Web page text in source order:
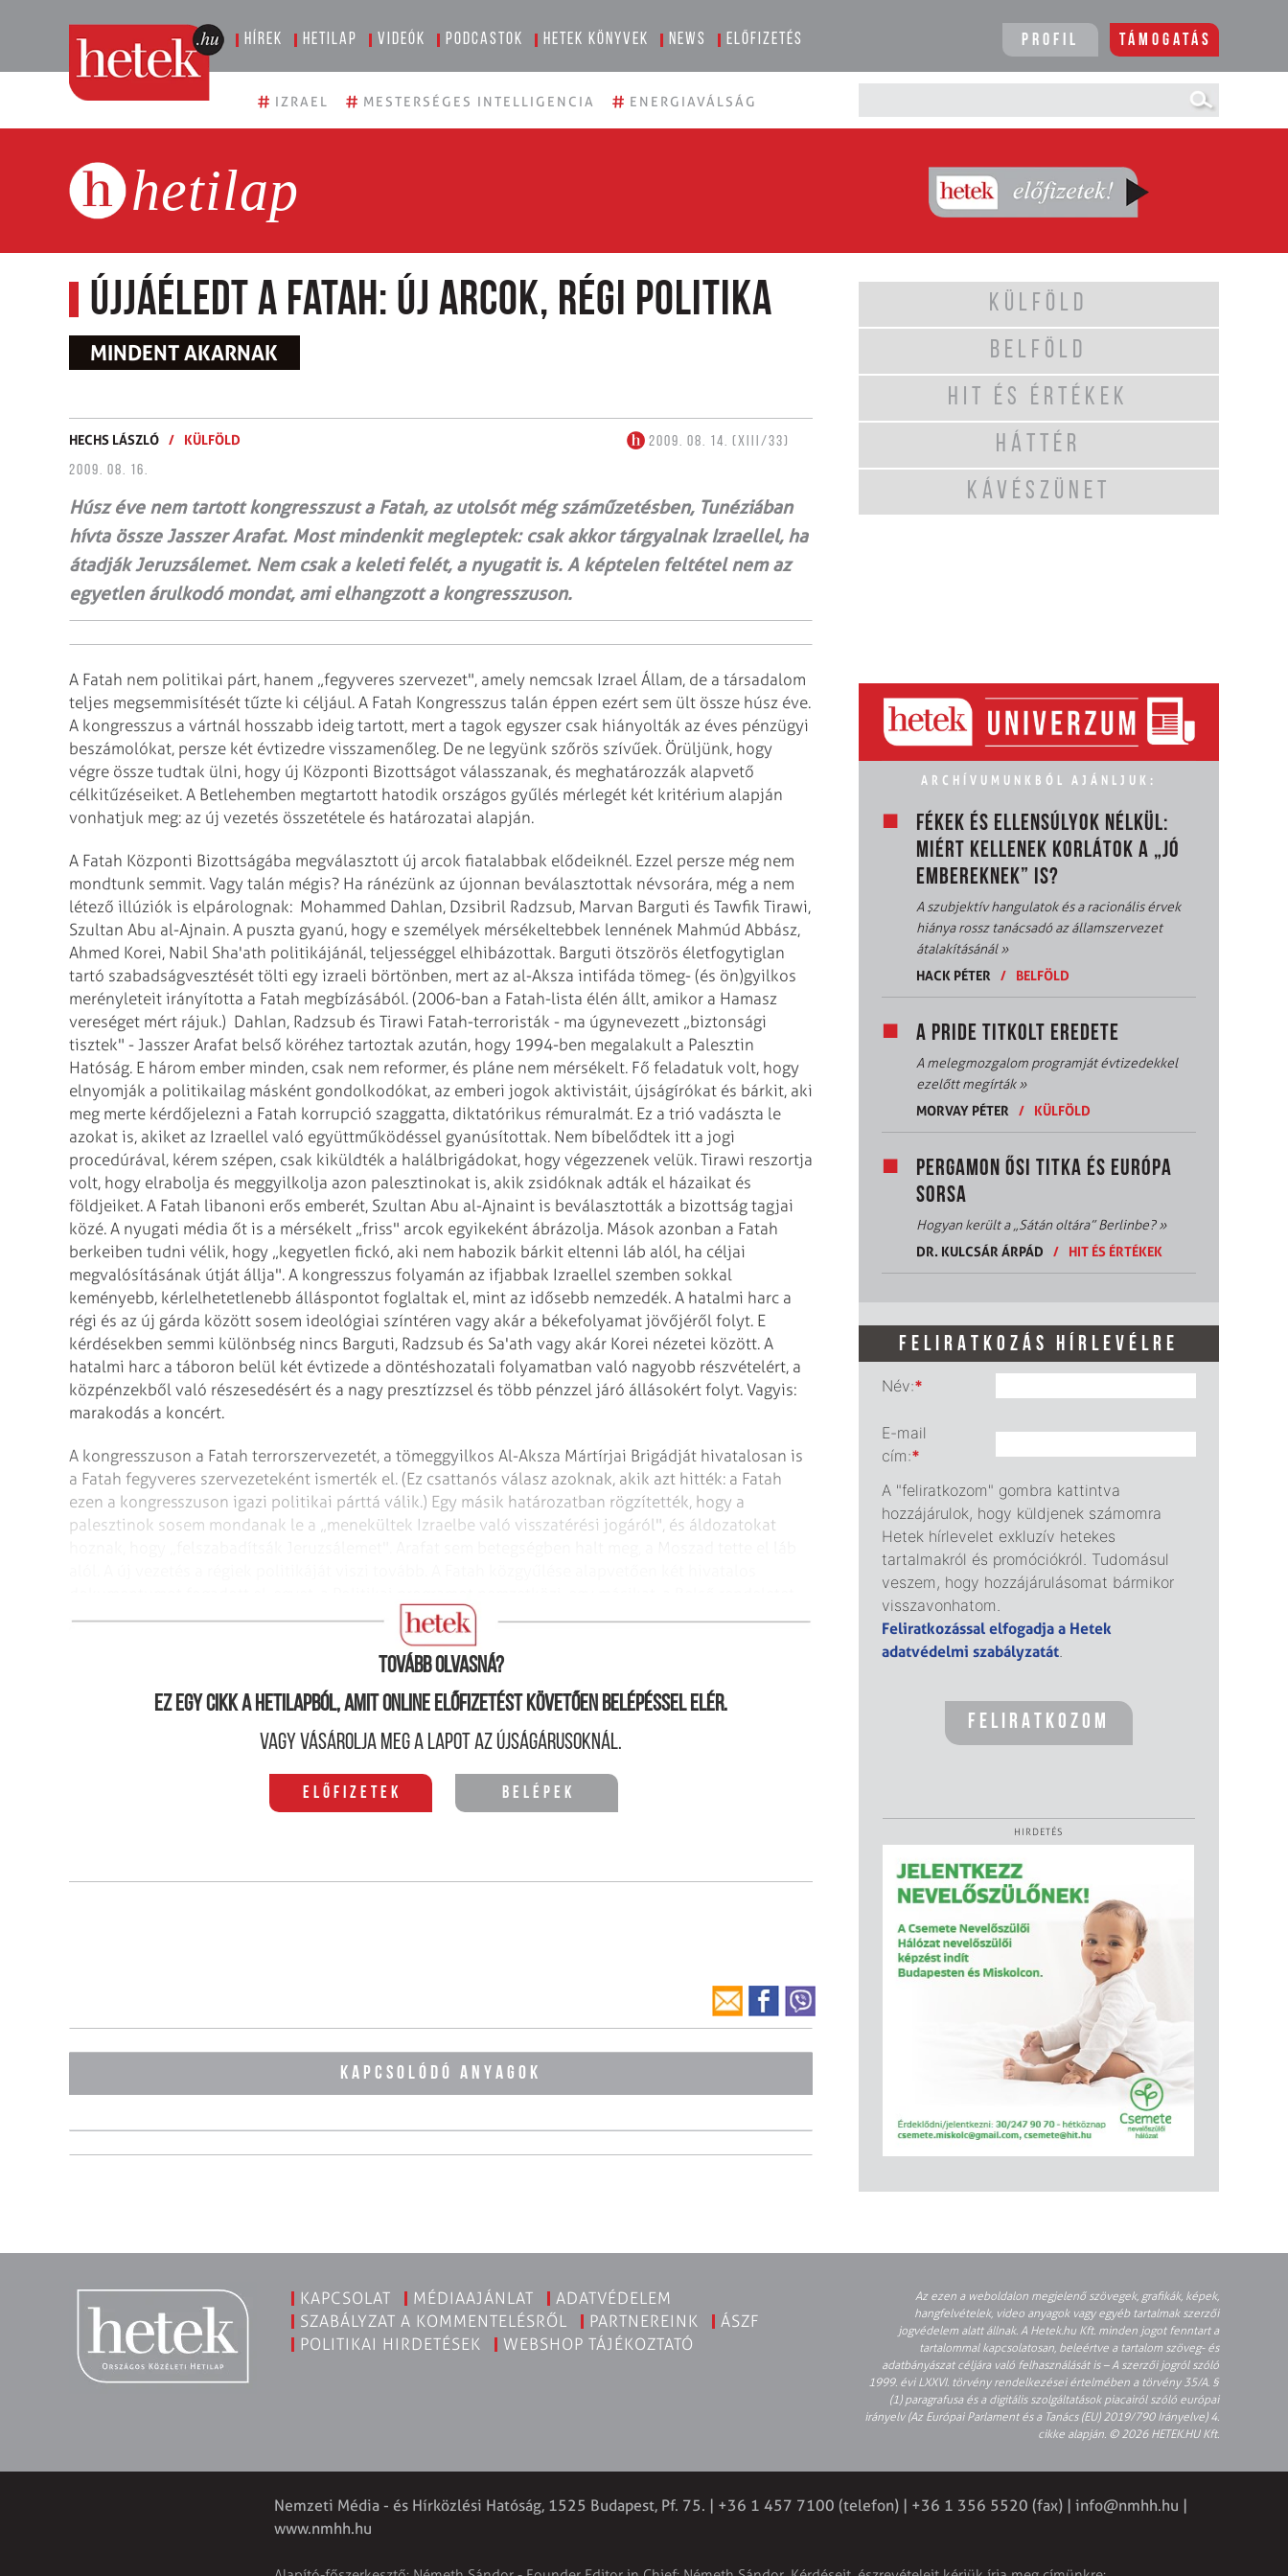
Hírek Hetilap Videók Podcastok Hetek könyvek News Előfizetés Profil Támogatás
# IZRAEL # MESTERSÉGES INTELLIGENCIA # ENERGIAVÁLSÁG
hetilap
Újjáéledt a Fatah: új arcok, régi politika
MINDENT AKARNAK
HECHS LÁSZLÓ / KÜLFÖLD
2009. 08. 14. (XIII/33)
2009. 08. 16.
Húsz éve nem tartott kongresszust a Fatah, az utolsót még száműzetésben, Tunéziában
hívta össze Jasszer Arafat. Most mindenkit megleptek: csak akkor tárgyalnak Izraellel, ha
átadják Jeruzsálemet. Nem csak a keleti felét, a nyugatit is. A képtelen feltétel nem az
egyetlen árulkodó mondat, ami elhangzott a kongresszuson.
A Fatah nem politikai párt, hanem „fegyveres szervezet", amely nemcsak Izrael Állam, de a társadalom
teljes megsemmisítését tűzte ki céljául. A Fatah Kongresszus talán éppen ezért sem ült össze húsz éve.
A kongresszus a vártnál hosszabb ideig tartott, mert a tagok egyszer csak hiányolták az éves pénzügyi
beszámolókat, persze két évtizedre visszamenőleg. De ne legyünk szőrös szí­vűek. Örüljünk, hogy
végre össze tudtak ülni, hogy új Központi Bizottságot válasszanak, és meghatározzák alapvető
célkitűzéseiket. A Bet­lehemben megtartott hatodik országos gyűlés mérlegét két kritérium alapján
vonhatjuk meg: az új vezetés összetétele és határozatai alapján.
A Fatah Központi Bizottságába megválasztott új arcok fiatalabbak elődeiknél. Ezzel persze még nem
mondtunk semmit. Vagy talán mégis? Ha ránézünk az újonnan beválasztottak névsorára, még a nem
létező illúziók is elpárolognak: Mohammed Dahlan, Dzsibril Radzsub, Marvan Barguti és Tawfik Tirawi,
Szultan Abu al-Ajnain. A puszta gyanú, hogy e személyek mérsékeltebbek lennének Mahmúd Abbász,
Ahmed Korei, Nabil Sha'ath politikájánál, teljességgel elhibázottak. Barguti ötszörös életfogytiglan
tartó szabadságvesztését tölti egy izraeli börtönben, mert az al-Aksza intifáda tömeg- (és ön)gyilkos
merényleteit irányította a Fatah megbízásából. (2006-ban a Fatah-lista élén állt, amikor a Hamasz
vereséget mért rájuk.) Dahlan, Radzsub és Tirawi Fatah-terroristák - ma úgynevezett „biztonsági
tisztek" - Jasszer Arafat belső köréhez tartoztak azután, hogy 1994-ben megalakult a Palesztin
Hatóság. E három ember minden, csak nem reformer, és pláne nem mérsékelt. Fő feladatuk volt, hogy
elnyomják a politikailag másként gondolkodókat, az emberi jogok aktivistáit, újságírókat és bárkit, aki
meg merte kérdőjelezni a Fatah korrupció szaggatta, diktatórikus rémuralmát. Ez a trió vadászta le
azokat is, akiket az Izraellel való együtt­működéssel gyanúsítottak. Nem bíbelődtek itt a jogi
procedúrával, kérem szépen, csak kiküldték a halálbrigádokat, hogy végezzenek velük. Tirawi reszortja
volt, hogy elrabolja és meggyilkolja azon palesztinokat is, akik zsidóknak adták el házaikat és
földjeiket. A Fatah libanoni erős emberét, Szultan Abu al-Ajnaint is beválasztották a bizottság tagjai
közé. A nyugati média őt is a mérsékelt „friss" arcok egyikeként ábrázolja. Mások azonban a Fatah
berkeiben tudni vélik, hogy „kegyetlen fickó, aki nem habozik bárkit eltenni láb alól, ha céljai
megvalósításának útját állja". A kongresszus folyamán az ifjabbak Izraellel szemben sokkal
keményebb, kérlelhetetlenebb álláspontot foglaltak el, mint az idősebb nemzedék. A hatalmi harc a
régi és az új gárda között sosem ideológiai színtéren vagy akár a békefolyamat jövőjéről folyt. E
kérdésekben semmi különbség nincs Barguti, Radzsub és Sa'ath vagy akár Korei nézetei között. A
hatalmi harc a táboron belül két évtizede a döntéshozatali folyamatban való nagyobb részvételért, a
közpénzekből való részesedésért és a nagy presztízzsel és több pénzzel járó állásokért folyt. Vagyis:
marakodás a koncért.
A kongresszuson a Fatah terrorszervezetét, a tömeggyilkos Al-Aksza Mártírjai Brigádját hivatalosan is
a Fatah fegyveres szervezeteként ismerték el. (Ez csattanós válasz azoknak, akik azt hitték: a Fatah
ezen a kongresszuson igazi politikai párttá válik.) Egy másik határozatban rögzítették, hogy a
palesztinok sosem mondanak le a „menekültek Izraelbe való visszatérési jogáról", és áldozatokat
pedig hazai fogyasztásra.
Tovább olvasná?
Ez egy cikk a hetilapból, amit online előfizetést követően belépéssel elér.
Vagy vásárolja meg a lapot az újságárusoknál.
Előfizetek Belépek
KAPCSOLÓDÓ ANYAGOK
KÜLFÖLD
BELFÖLD
HIT ÉS ÉRTÉKEK
HÁTTÉR
KÁVÉSZÜNET
ARCHÍVUMUNKBÓL AJÁNLJUK:
FÉKEK ÉS ELLENSÚLYOK NÉLKÜL:
MIÉRT KELLENEK KORLÁTOK A „JÓ
EMBEREKNEK” IS?
A szubjektív hangulatok és a racionális érvek
hiánya rossz tanácsadó az államszervezet
átalakításánál»
HACK PÉTER
/ BELFÖLD
A PRIDE TITKOLT EREDETE
A melegmozgalom programját évtizedekkel
ezelőtt megírták»
MORVAY PÉTER
/ KÜLFÖLD
PERGAMON ŐSI TITKA ÉS EURÓPA
SORSA
Hogyan került a „Sátán oltára” Berlinbe?»
DR. KULCSÁR ÁRPÁD
/ HIT ÉS ÉRTÉKEK
FELIRATKOZÁS HÍRLEVÉLRE
Név:*
E-mail
cím:*
A "feliratkozom" gombra kattintva
hozzájárulok, hogy küldjenek számomra
Hetek hírlevelet exkluzív hetekes
tartalmakról és promóciókról. Tudomásul
veszem, hogy hozzájárulásomat bármikor
visszavonhatom.
Feliratkozással elfogadja a Hetek
adatvédelmi szabályzatát.
HIRDETÉS
KAPCSOLAT MÉDIAAJÁNLAT
ADATVÉDELEM
SZABÁLYZAT A KOMMENTELÉSRŐL
PARTNEREINK
ÁSZF
POLITIKAI HIRDETÉSEK
WEBSHOP TÁJÉKOZTATÓ
Az ezen a weboldalon megjelenő szövegek, grafikák, képek,
hangfelvételek, video anyagok vagy egyéb tartalmak szerzői
jogvédelem alatt állnak. A Hetek.hu Kft. minden jogot fenntart a
tartalommal kapcsolatosan, beleértve a tartalom szöveg- és
adatbányászat céljára való felhasználását is – A szerzői jogról szóló
1999. évi LXXVI. törvény rendelkezései értelmében a törvény 35/A. §
(1) paragrafusa és a digitális szolgáltatások piacairól szóló európai
irányelv (Az Európai Parlament és a Tanács (EU) 2019/790 Irányelve) 4.
cikke alapján. © 2026 HETEK.HU Kft.
Nemzeti Média - és Hírközlési Hatóság, 1525 Budapest, Pf. 75. | +36 1 457 7100 (telefon) | +36 1 356 5520 (fax) | info@nmhh.hu
www.nmhh.hu